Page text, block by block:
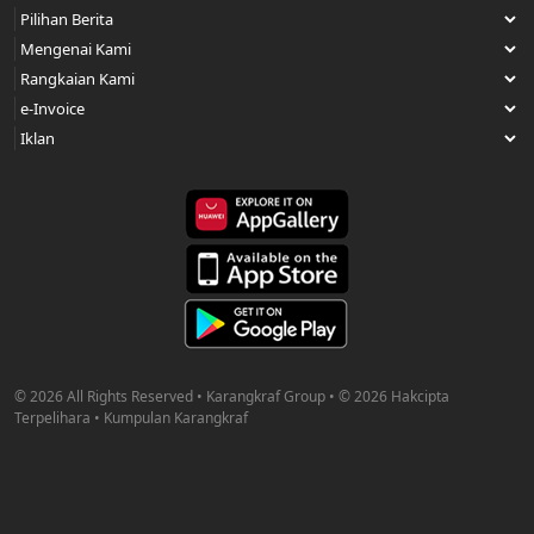
© 2026 All Rights Reserved • Karangkraf Group • © 2026 Hakcipta
Terpelihara • Kumpulan Karangkraf